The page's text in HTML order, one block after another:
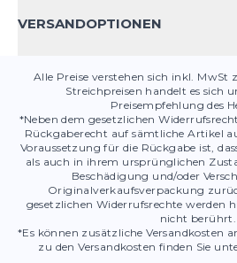
VERSANDOPTIONEN
Alle Preise verstehen sich inkl. MwSt
Streichpreisen handelt es sich
Preisempfehlung des
*Neben dem gesetzlichen
Rückgaberecht auf sämtliche Artikel
Voraussetzung für die Rückgabe ist,
als auch in ihrem ursprünglichen
Beschädigung und/oder
Originalverkaufsverpackung
gesetzlichen Widerrufsrechte werden
nicht berührt.
*Es können zusätzliche Versandkosten
zu den Versandkosten finden Sie